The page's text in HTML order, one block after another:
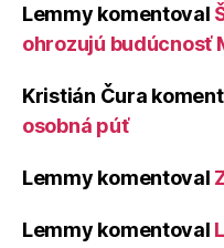
Lemmy komentoval
ohrozujú budúcnosť
Kristián Čura
osobná púť
Lemmy komentoval
Lemmy komentoval